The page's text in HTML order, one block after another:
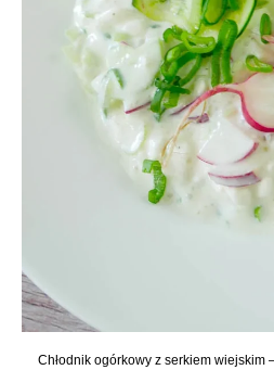
Chłodnik ogórkowy z serkiem wiejskim